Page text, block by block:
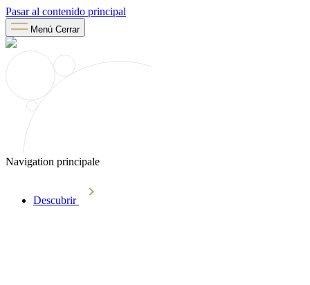
Pasar al contenido principal
Menú Cerrar
Navigation principale
Descubrir